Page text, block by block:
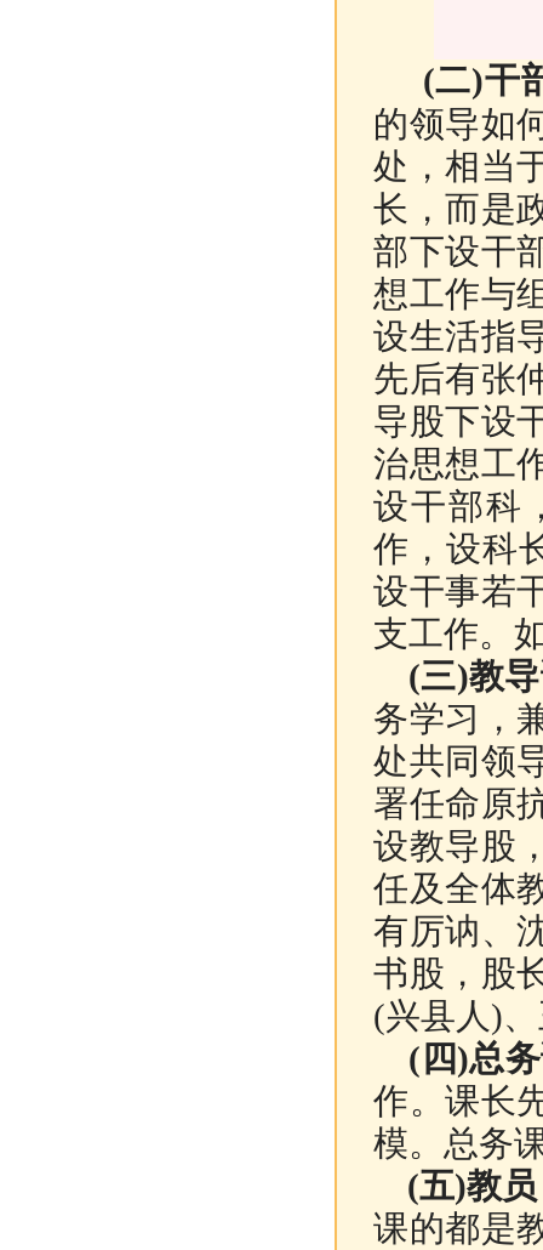
(二)干
的领导如
处，相当
长，而是
部下设干
想工作与
设生活指
先后有张
导股下设
治思想工
设干部科
作，设科
设干事若
支工作。
(三)教
务学习，
处共同领
署任命原
设教导股
任及全体
有厉讷、
书股，股
(兴县人)
(四)总
作。课长
模。总务
(五)教员
课的都是